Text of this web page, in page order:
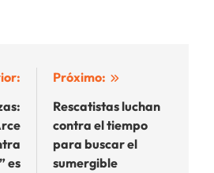
es
Próximo:
Rescatistas luchan
contra el tiempo
para buscar el
sumergible